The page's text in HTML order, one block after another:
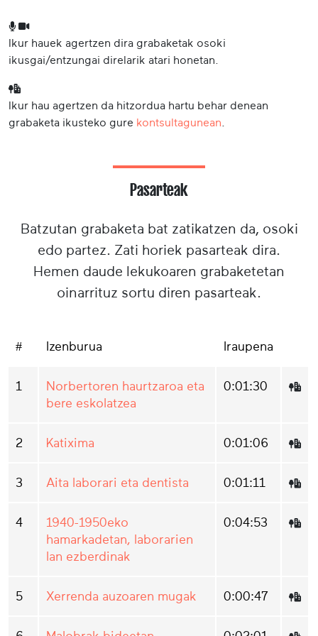
Ikur hauek agertzen dira grabaketak osoki
ikusgai/entzungai direlarik atari honetan.
Ikur hau agertzen da hitzordua hartu behar denean
grabaketa ikusteko gure kontsultagunean
Pasarteak
Batzutan grabaketa bat zatikatzen da, osoki
edo partez. Zati horiek pasarteak dira.
Hemen daude lekukoaren grabaketetan
oinarrituz sortu diren pasarteak.
# Izenburua Iraupena
1
Norbertoren haurtzaroa eta
bere eskolatzea
0:01:30
2 Katixima 0:01:06
3 Aita laborari eta dentista 0:01:11
4
1940-1950eko
hamarkadetan, laborarien
lan ezberdinak
0:04:53
5 Xerrenda auzoaren mugak 0:00:47